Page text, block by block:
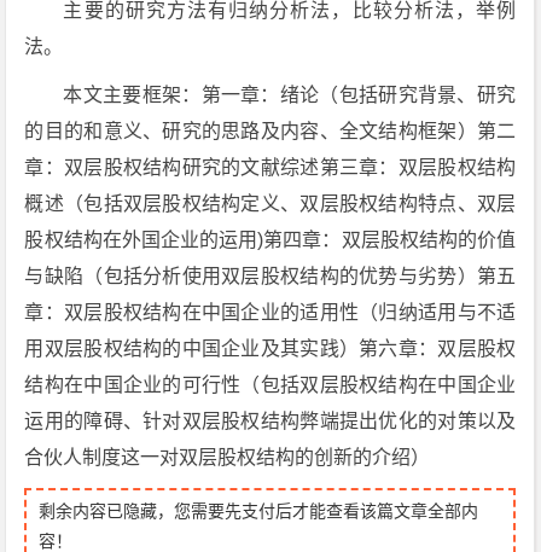
主要的研究方法有归纳分析法，比较分析法，举例
法。
本文主要框架：第一章：绪论（包括研究背景、研究
的目的和意义、研究的思路及内容、全文结构框架）第二
章：双层股权结构研究的文献综述第三章：双层股权结构
概述（包括双层股权结构定义、双层股权结构特点、双层
股权结构在外国企业的运用)第四章：双层股权结构的价值
与缺陷（包括分析使用双层股权结构的优势与劣势）第五
章：双层股权结构在中国企业的适用性（归纳适用与不适
用双层股权结构的中国企业及其实践）第六章：双层股权
结构在中国企业的可行性（包括双层股权结构在中国企业
运用的障碍、针对双层股权结构弊端提出优化的对策以及
合伙人制度这一对双层股权结构的创新的介绍）
剩余内容已隐藏，您需要先支付后才能查看该篇文章全部内
容！